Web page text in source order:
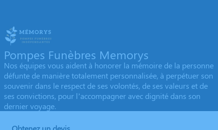
Pompes Funèbres Memorys
Nos équipes vous aident à honorer la mémoire de la personne
défunte de manière totalement personnalisée, à perpétuer son
souvenir dans le respect de ses volontés, de ses valeurs et de
ses convictions, pour l’accompagner avec dignité dans son
dernier voyage.